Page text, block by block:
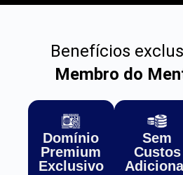
Benefícios
Membro do
Domínio
Premium
Exclusivo
Sem
Custos